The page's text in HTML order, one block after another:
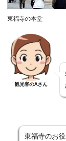
東福寺の本堂
観光客のAさん
東福寺のお